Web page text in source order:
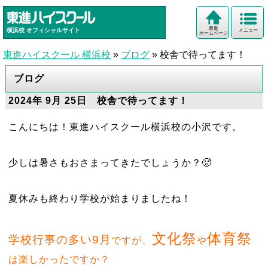
横浜校 オフィシャルサイト メニュー
東進
ホームページ
東進ハイスクール 横浜校 » ブログ » 校舎で待ってます！
ブログ
2024年 9月 25日 校舎で待ってます！
こんにちは！東進ハイスクール横浜校の小沢です。
少しは暑さもおさまってきたでしょうか？🥵
夏休みも終わり学校が始まりましたね！
学校行事の多い9月 ですが、 文化祭や体育祭
は楽しかったですか？